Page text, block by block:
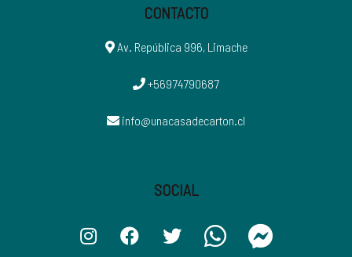
CONTACTO
Av. República 996, Limache
+56974790687
info@unacasadecarton.cl
SOCIAL